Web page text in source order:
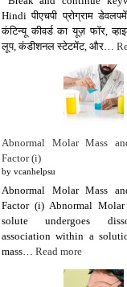
Hindi पीएचपी प्रोग्राम
कंटिन्यू कीवर्ड का यूज़ फॉर,
लूप, कंडीशनल स्टेटमेंट, और…
Abnormal Molar Mass
Factor (i)
by vcanhelpsu
Abnormal Molar Mass
Factor (i) Abnormal
solute undergoes
association within a
mass… Read more